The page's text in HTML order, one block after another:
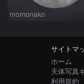
momonako
サイトマ
ホーム
天体写真
利用規約